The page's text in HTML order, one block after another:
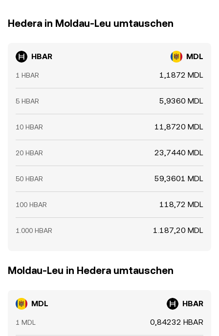
Hedera in Moldau-Leu umtauschen
HBAR MDL
1 HBAR 1,1872 MDL
5 HBAR 5,9360 MDL
10 HBAR 11,8720 MDL
20 HBAR 23,7440 MDL
50 HBAR 59,3601 MDL
100 HBAR 118,72 MDL
1.000 HBAR 1.187,20 MDL
Moldau-Leu in Hedera umtauschen
MDL HBAR
1 MDL 0,84232 HBAR